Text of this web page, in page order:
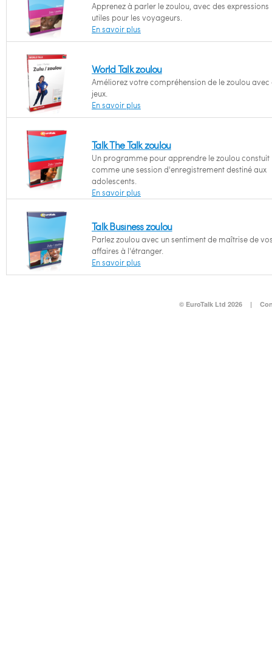
Apprenez à parler le zoulou, avec des expressions
utiles pour les voyageurs.
En savoir plus
World Talk zoulou
Améliorez votre compréhension de le zoulou avec
jeux.
En savoir plus
Talk The Talk zoulou
Un programme pour apprendre le zoulou constuit
comme une session d'enregistrement destiné aux
adolescents.
En savoir plus
Talk Business zoulou
Parlez zoulou avec un sentiment de maîtrise de
affaires à l'étranger.
En savoir plus
© EuroTalk Ltd 2026 |